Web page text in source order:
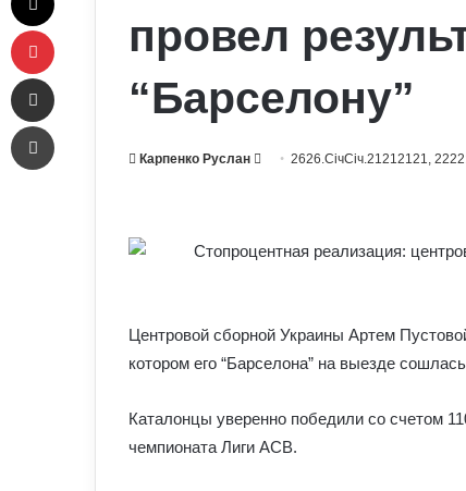
провел
“Барселону”
Карпенко Руслан
Send2626.СічСіч.21212121,
Центровой сборной Украины Артем
котором его “Барселона” на выезде
Каталонцы уверенно победили со счетом
чемпионата Лиги АСВ.